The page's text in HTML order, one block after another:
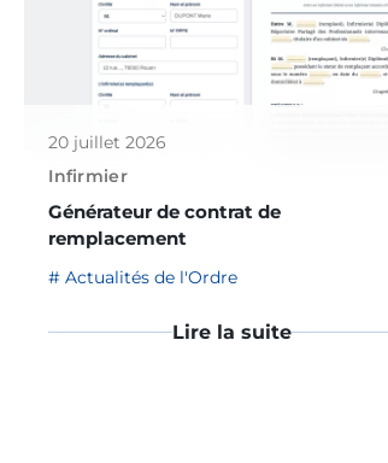
20 juillet 2026
Infirmier
Générateur de contrat de
remplacement
Actualités de l'Ordre
Lire la suite